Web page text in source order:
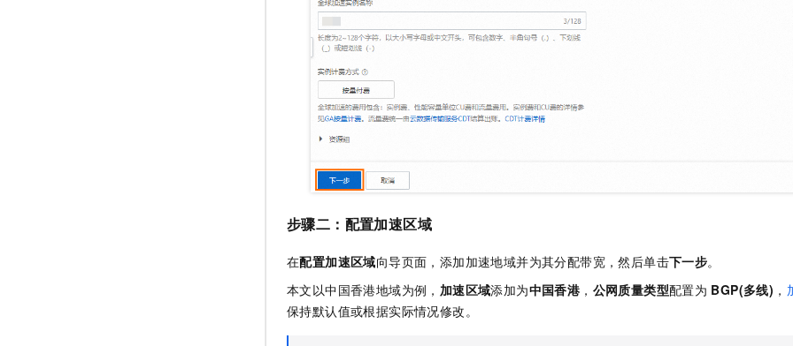
步骤二： 配置加速区域
在配置加速区域向导页面，添加加速地域并为其分配带宽，然后单击下一步。
本文以中国香港地域为例， 加速区域添加为中国香港 ， 公网质量类型配置为 BGP(多线) ，
保持默认值或根据实际情况修改。